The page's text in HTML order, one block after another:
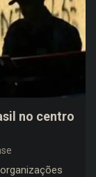
no centro